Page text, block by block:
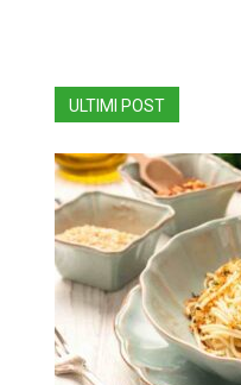
ULTIMI POST